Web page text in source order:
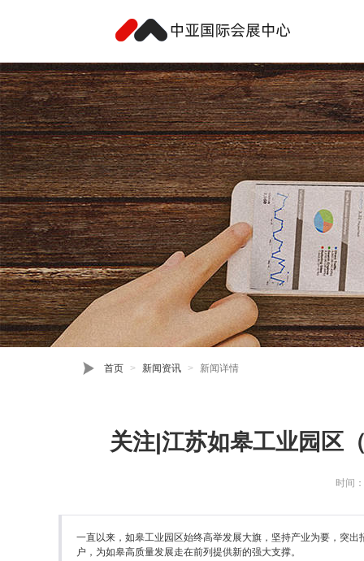
首页 新闻资讯 新闻详情
关注|江苏如皋工业园区
时间
一直以来，如皋工业园区始终高举发展大旗，坚持产业为要，突
户，为如皋高质量发展走在前列提供新的强大支撑。